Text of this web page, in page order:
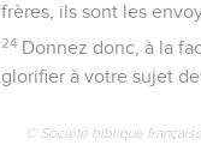
frères, ils sont les
24 Donnez donc, à la
glorifier à votre sujet
© Société biblique